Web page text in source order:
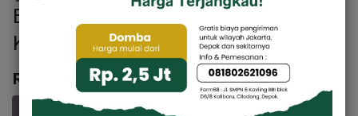
BN024 Domba Dugul Jumbo 36 - 40
Kg
Rp 3,630,000